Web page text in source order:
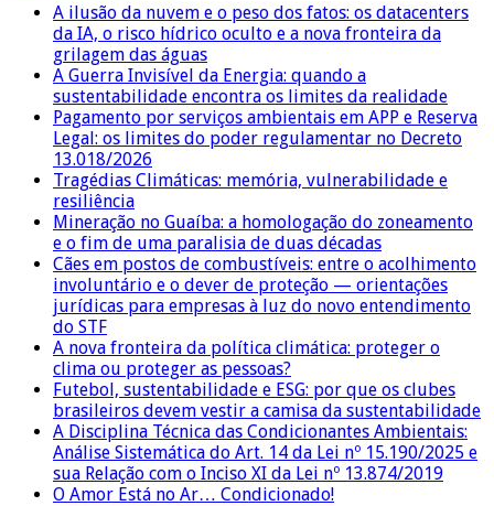
A ilusão da nuvem e o peso dos fatos: os datacenters
da IA, o risco hídrico oculto e a nova fronteira da
grilagem das águas
A Guerra Invisível da Energia: quando a
sustentabilidade encontra os limites da realidade
Pagamento por serviços ambientais em APP e Reserva
Legal: os limites do poder regulamentar no Decreto
13.018/2026
Tragédias Climáticas: memória, vulnerabilidade e
resiliência
Mineração no Guaíba: a homologação do zoneamento
e o fim de uma paralisia de duas décadas
Cães em postos de combustíveis: entre o acolhimento
involuntário e o dever de proteção — orientações
jurídicas para empresas à luz do novo entendimento
do STF
A nova fronteira da política climática: proteger o
clima ou proteger as pessoas?
Futebol, sustentabilidade e ESG: por que os clubes
brasileiros devem vestir a camisa da sustentabilidade
A Disciplina Técnica das Condicionantes Ambientais:
Análise Sistemática do Art. 14 da Lei nº 15.190/2025 e
sua Relação com o Inciso XI da Lei nº 13.874/2019
O Amor Está no Ar… Condicionado!